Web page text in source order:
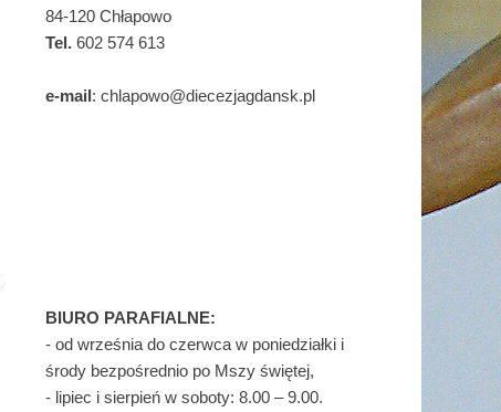
84-120 Chłapowo
Tel. 602 574 613
e-mail: chlapowo@diecezjagdansk.pl
BIURO PARAFIALNE:
- od września do czerwca w poniedziałki i
środy bezpośrednio po Mszy świętej,
- lipiec i sierpień w soboty: 8.00 – 9.00.